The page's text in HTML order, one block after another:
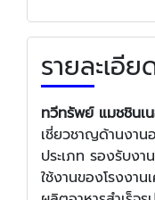
รายละเอี
ทวีทรัพย์ แมชชินเ
เชี่ยวชาญด้านงา
ประเภท รองรับงา
ใช้งานของโรงงา